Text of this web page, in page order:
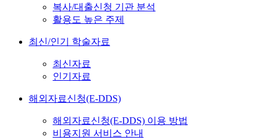
복사/대출신청 기관 분석
활용도 높은 주제
최신/인기 학술자료
최신자료
인기자료
해외자료신청(E-DDS)
해외자료신청(E-DDS) 이용 방법
비용지원 서비스 안내